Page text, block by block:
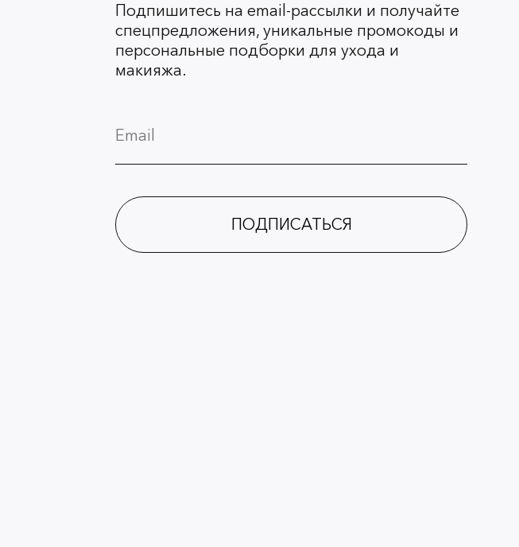
Подпишитесь на email-рассылки и получайте
спецпредложения, уникальные промокоды и
персональные подборки для ухода и
макияжа.
ПОДПИСАТЬСЯ